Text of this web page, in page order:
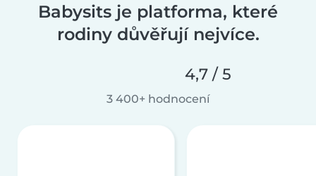
Babysits je platforma, které
rodiny důvěřují nejvíce.
4,7 / 5
3 400+ hodnocení